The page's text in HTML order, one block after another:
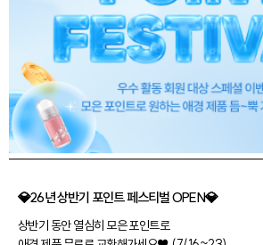
💎26년 상반기 포인트 페스티벌 OPEN💎
상반기 동안 열심히 모은 포인트로